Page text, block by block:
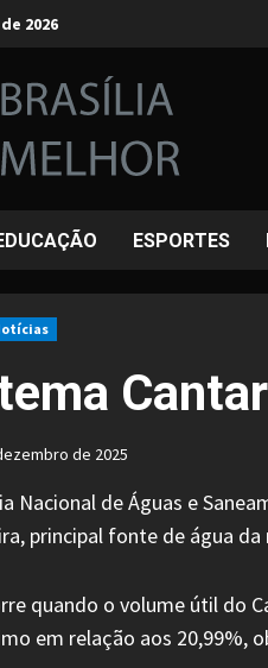
2026
ESPORTES
de 2025
Nacional de Águas e
principal fonte de água
quando o volume útil do
em relação aos 20,99%,